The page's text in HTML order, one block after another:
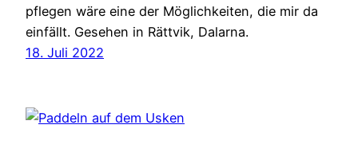
pflegen wäre eine der Möglichkeiten, die mir da
einfällt. Gesehen in Rättvik, Dalarna.
18. Juli 2022